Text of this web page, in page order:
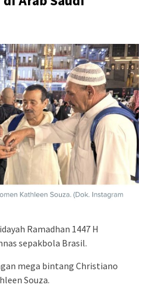
Ramadhan 1447 H
sepakbola Brasil.
mega bintang Christiano
Souza.